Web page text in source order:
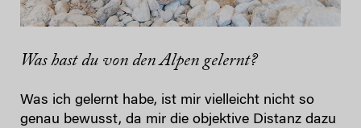
Was hast du von den Alpen gelernt?
Was ich gelernt habe, ist mir vielleicht nicht so
genau bewusst, da mir die objektive Distanz dazu